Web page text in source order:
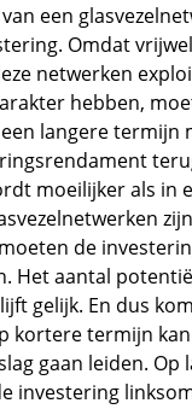
een
Omdat
netwerken
hebben,
langere termijn
moeilijker als in
de
Het aantal
gelijk. En dus
kortere termijn
gaan leiden. Op
investering